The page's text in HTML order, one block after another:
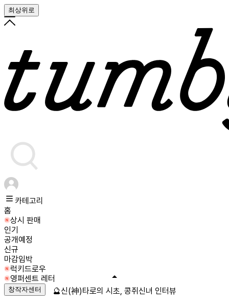
최상위로
카테고리
홈
상시 판매
인기
공개예정
신규
마감임박
럭키드로우
영퍼센트 레터
창작자센터 🔮신(神)타로의 시초, 콩쥐신녀 인터뷰